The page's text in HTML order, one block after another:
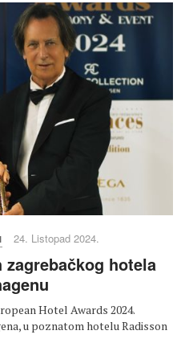
24. Listopad 2024.
hotela
Hotel Awards 2024.
u poznatom hotelu Radisson